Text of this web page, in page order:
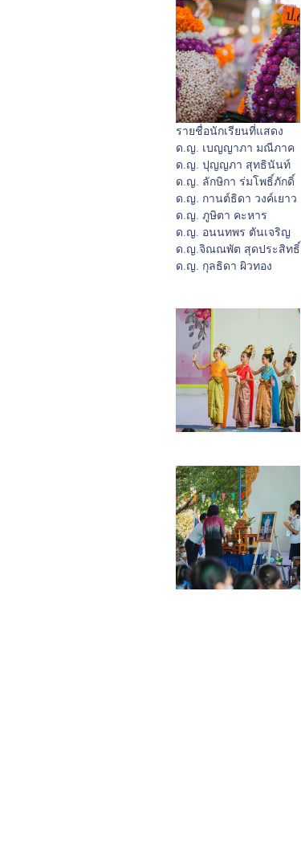
รายชื่อนักเรียนที่แสดง
ด.ญ. เบญญาภา มณีภาค
ด.ญ. ปุญญภา สุทธินันท์
ด.ญ. ลักษิกา ร่มโพธิ์ภักดิ์
ด.ญ. กานต์ธิดา วงค์เยาว
ด.ญ. ภูษิตา คะหาร
ด.ญ. อนนทพร ตันเจริญ
ด.ญ.จิณณพัต สุดประสิทธิ์
ด.ญ. กุลธิดา ผิวทอง